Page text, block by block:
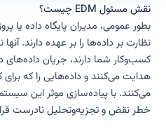
نقش مسئول EDM چیست؟
بطور عمومی، مدیران پایگاه داده یا
نظارت بر داده‌ها را بر عهده دارند.
کسب‌وکار شما دارند، جریان داده‌های
هدایت می‌کنند و داده‌هایی را که
می‌کنند. با پیاده‌سازی موثر این
خطر نقض و تجزیه‌وتحلیل نادرست